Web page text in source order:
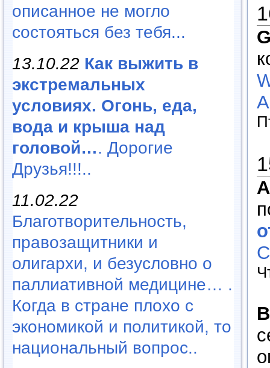
описанное не могло
состояться без тебя...
13.10.22 Как выжить в
экстремальных
условиях. Огонь, еда,
вода и крыша над
головой…. Дорогие
Друзья!!!..
11.02.22
Благотворительность,
правозащитники и
олигархи, и безусловно о
паллиативной медицине… .
Когда в стране плохо с
экономикой и политикой, то
национальный вопрос..